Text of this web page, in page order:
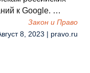
к Google. …
Закон и Право
8, 2023 | pravo.ru